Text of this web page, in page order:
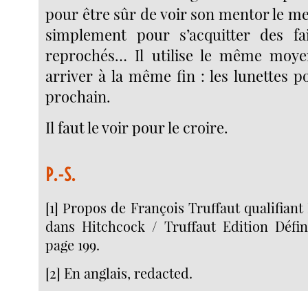
pour être sûr de voir son mentor le
simplement pour s’acquitter des
reprochés… Il utilise le même
arriver à la même fin : les lunettes
prochain.
Il faut le voir pour le croire.
P.-S.
[1] Propos de François Truffaut qualifiant
dans Hitchcock / Truffaut Edition
page 199.
[2] En anglais, redacted.